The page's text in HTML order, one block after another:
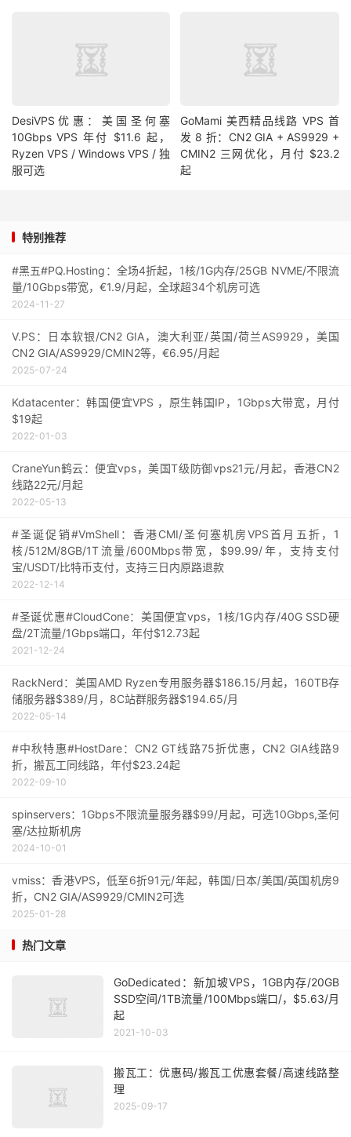
DesiVPS优惠：美国圣何塞
10Gbps VPS 年付 $11.6 起，
Ryzen VPS / Windows VPS / 独
服可选
GoMami 美西精品线路 VPS 首
发 8 折：CN2 GIA + AS9929 +
CMIN2 三网优化，月付 $23.2
起
特别推荐
#黑五#PQ.Hosting：全场4折起，1核/1G内存/25GB NVME/不限流
量/10Gbps带宽，€1.9/月起，全球超34个机房可选
2024-11-27
V.PS：日本软银/CN2 GIA，澳大利亚/英国/荷兰AS9929，美国
CN2 GIA/AS9929/CMIN2等，€6.95/月起
2025-07-24
Kdatacenter：韩国便宜VPS ，原生韩国IP，1Gbps大带宽，月付
$19起
2022-01-03
CraneYun鹤云：便宜vps，美国T级防御vps21元/月起，香港CN2
线路22元/月起
2022-05-13
#圣诞促销#VmShell：香港CMI/圣何塞机房VPS首月五折，1
核/512M/8GB/1T流量/600Mbps带宽，$99.99/年，支持支付
宝/USDT/比特币支付，支持三日内原路退款
2022-12-14
#圣诞优惠#CloudCone：美国便宜vps，1核/1G内存/40G SSD硬
盘/2T流量/1Gbps端口，年付$12.73起
2021-12-24
RackNerd：美国AMD Ryzen专用服务器$186.15/月起，160TB存
储服务器$389/月，8C站群服务器$194.65/月
2022-05-14
#中秋特惠#HostDare：CN2 GT线路75折优惠，CN2 GIA线路9
折，搬瓦工同线路，年付$23.24起
2022-09-10
spinservers：1Gbps不限流量服务器$99/月起，可选10Gbps,圣何
塞/达拉斯机房
2024-10-01
vmiss：香港VPS，低至6折91元/年起，韩国/日本/美国/英国机房9
折，CN2 GIA/AS9929/CMIN2可选
2025-01-28
热门文章
GoDedicated：新加坡VPS，1GB内存/20GB
SSD空间/1TB流量/100Mbps端口/，$5.63/月
起
2021-10-03
搬瓦工：优惠码/搬瓦工优惠套餐/高速线路整
理
2025-09-17